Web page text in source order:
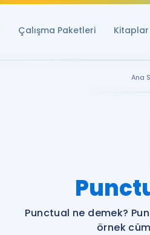
Çalışma Paketleri
Ana
Punctual ne demek?
örnek